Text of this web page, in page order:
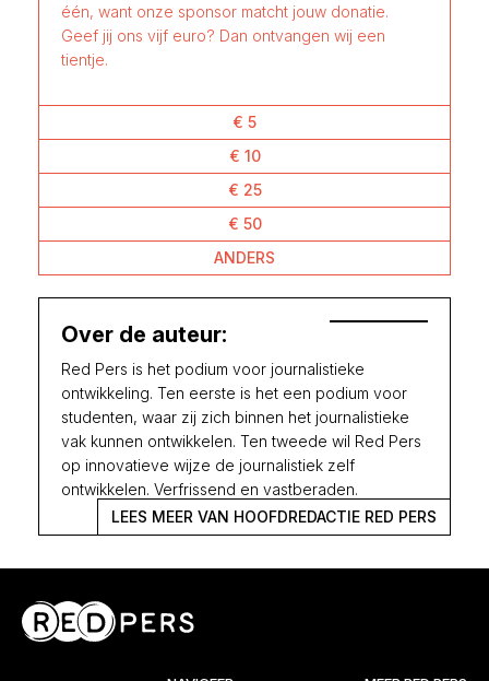
één, want onze sponsor matcht jouw donatie.
Geef jij ons vijf euro? Dan ontvangen wij een
tientje.
€ 5
€ 10
€ 25
€ 50
ANDERS
Over de auteur:
Red Pers is het podium voor journalistieke
ontwikkeling. Ten eerste is het een podium voor
studenten, waar zij zich binnen het journalistieke
vak kunnen ontwikkelen. Ten tweede wil Red Pers
op innovatieve wijze de journalistiek zelf
ontwikkelen. Verfrissend en vastberaden.
LEES MEER VAN HOOFDREDACTIE RED PERS